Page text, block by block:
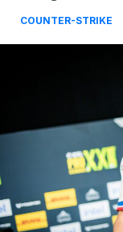
COUNTER-STRIKE